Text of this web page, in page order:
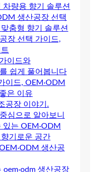
량용 향기 솔루션
생산공장 선택
춤형 향기 솔루션
장 선택 가이드,
이드와
쉽게 풀어봅니다
이드, OEM·ODM
은 이유
공장 이야기.
심으로 알아보니
는 OEM·ODM
기로운 공간
생산공
생산공장